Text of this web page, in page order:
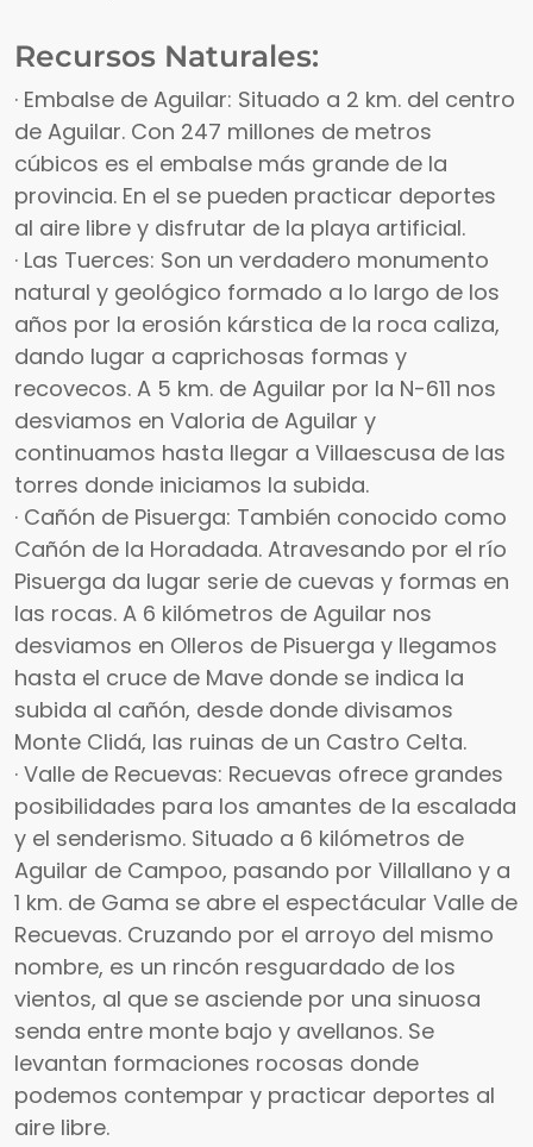
Recursos Naturales:
· Embalse de Aguilar: Situado a 2 km. del centro
de Aguilar. Con 247 millones de metros
cúbicos es el embalse más grande de la
provincia. En el se pueden practicar deportes
al aire libre y disfrutar de la playa artificial.
· Las Tuerces: Son un verdadero monumento
natural y geológico formado a lo largo de los
años por la erosión kárstica de la roca caliza,
dando lugar a caprichosas formas y
recovecos. A 5 km. de Aguilar por la N-611 nos
desviamos en Valoria de Aguilar y
continuamos hasta llegar a Villaescusa de las
torres donde iniciamos la subida.
· Cañón de Pisuerga: También conocido como
Cañón de la Horadada. Atravesando por el río
Pisuerga da lugar serie de cuevas y formas en
las rocas. A 6 kilómetros de Aguilar nos
desviamos en Olleros de Pisuerga y llegamos
hasta el cruce de Mave donde se indica la
subida al cañón, desde donde divisamos
Monte Clidá, las ruinas de un Castro Celta.
· Valle de Recuevas: Recuevas ofrece grandes
posibilidades para los amantes de la escalada
y el senderismo. Situado a 6 kilómetros de
Aguilar de Campoo, pasando por Villallano y a
1 km. de Gama se abre el espectácular Valle de
Recuevas. Cruzando por el arroyo del mismo
nombre, es un rincón resguardado de los
vientos, al que se asciende por una sinuosa
senda entre monte bajo y avellanos. Se
levantan formaciones rocosas donde
podemos contempar y practicar deportes al
aire libre.